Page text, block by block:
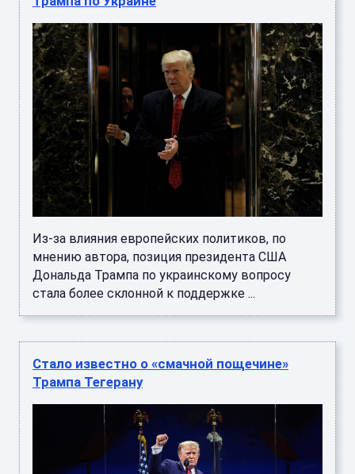
Из-за влияния европейских политиков, по
мнению автора, позиция президента США
Дональда Трампа по украинскому вопросу
стала более склонной к поддержке ...
Стало известно о «смачной пощечине»
Трампа Тегерану